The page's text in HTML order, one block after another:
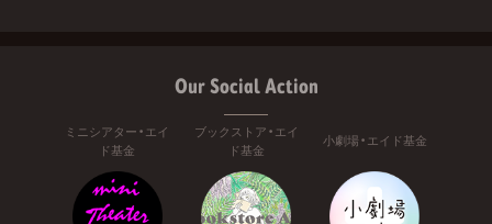
Our Social Action
ミニシアター・エイ
ド基金
ブックストア・エイ
ド基金
小劇場・エイド基金